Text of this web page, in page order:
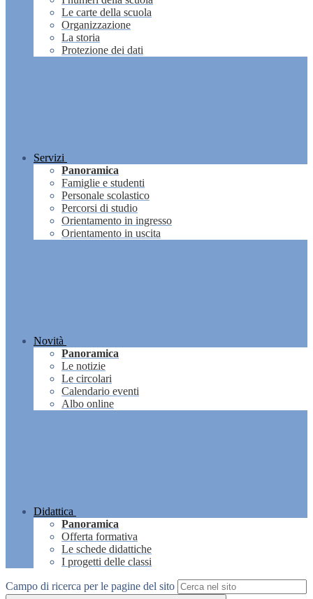
Le carte della scuola
Organizzazione
La storia
Protezione dei dati
Servizi
Panoramica
Famiglie e studenti
Personale scolastico
Percorsi di studio
Orientamento in ingresso
Orientamento in uscita
Novità
Panoramica
Le notizie
Le circolari
Calendario eventi
Albo online
Didattica
Panoramica
Offerta formativa
Le schede didattiche
I progetti delle classi
Campo di ricerca per le pagine del sito